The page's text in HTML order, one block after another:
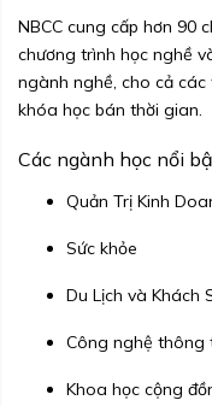
NBCC cung cấp hơn 90
chương trình học nghề
ngành nghề, cho cả
khóa học bán
Các ngành học nổi
Quản Trị Kinh
Sức khỏe
Du Lịch và Khách
Công nghệ thông
Khoa học cộng